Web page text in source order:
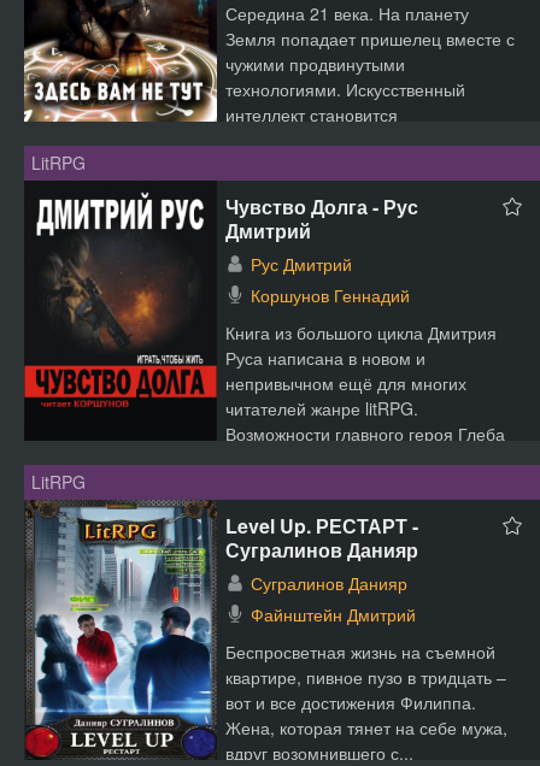
Середина 21 века. На планету
Земля попадает пришелец вместе с
чужими продвинутыми
технологиями. Искусственный
интеллект становится
неотъемлемым атрибу...
LitRPG
Чувство Долга - Рус
Дмитрий
Рус Дмитрий
Коршунов Геннадий
Книга из большого цикла Дмитрия
Руса написана в новом и
непривычном ещё для многих
читателей жанре litRPG.
Возможности главного героя Глеба
безмерно р...
LitRPG
Level Up. РЕСТАРТ -
Сугралинов Данияр
Сугралинов Данияр
Файнштейн Дмитрий
Беспросветная жизнь на съемной
квартире, пивное пузо в тридцать –
вот и все достижения Филиппа.
Жена, которая тянет на себе мужа,
вдруг возомнившего с...